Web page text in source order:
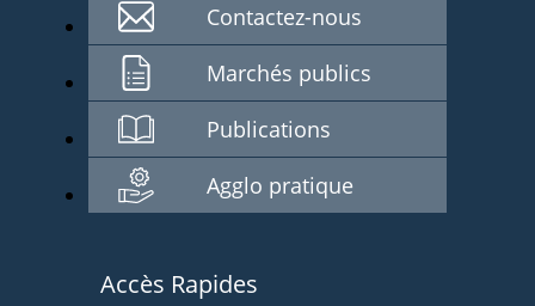
Contactez-nous
Marchés publics
Publications
Agglo pratique
Accès Rapides